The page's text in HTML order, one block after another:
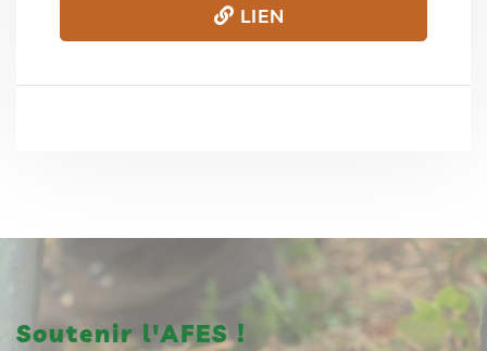
LIEN
Soutenir l'AFES !